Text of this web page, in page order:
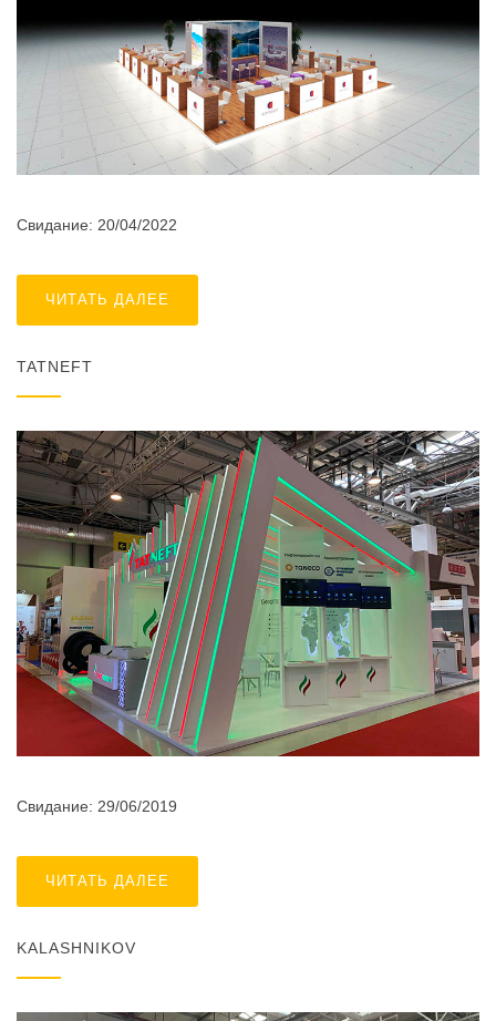
Свидание: 20/04/2022
ЧИТАТЬ ДАЛЕЕ
TATNEFT
Свидание: 29/06/2019
ЧИТАТЬ ДАЛЕЕ
KALASHNIKOV